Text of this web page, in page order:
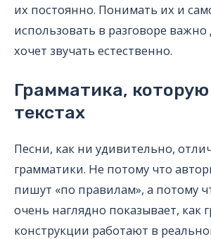
их постоянно. Понимать их и
использовать в разговоре
хочет звучать естественно.
Грамматика,
текстах
Песни, как ни удивительно,
грамматики. Не потому что
пишут «по правилам», а потому
очень наглядно показывает, как
конструкции работают в